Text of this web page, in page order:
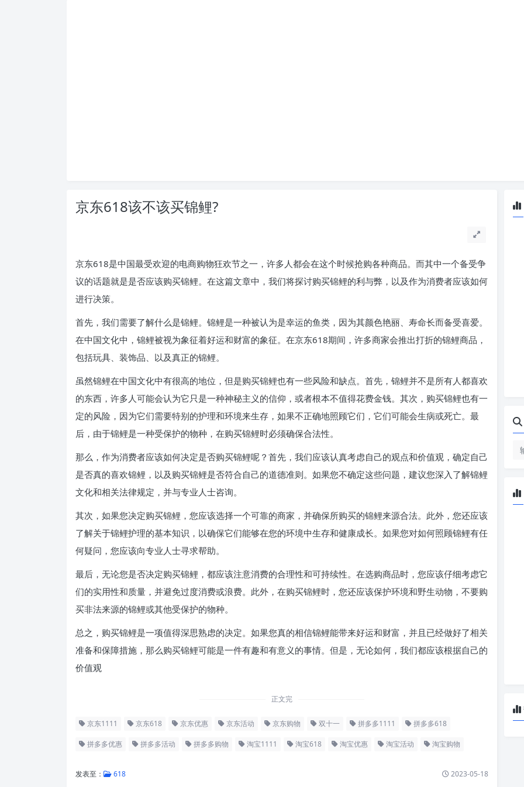
京东618该不该买锦鲤?
京东618是中国最受欢迎的电商购物狂欢节之一，许多人都会在这个时候抢购各种商品。而其中一个备受争
议的话题就是是否应该购买锦鲤。在这篇文章中，我们将探讨购买锦鲤的利与弊，以及作为消费者应该如何
进行决策。
首先，我们需要了解什么是锦鲤。锦鲤是一种被认为是幸运的鱼类，因为其颜色艳丽、寿命长而备受喜爱。
在中国文化中，锦鲤被视为象征着好运和财富的象征。在京东618期间，许多商家会推出打折的锦鲤商品，
包括玩具、装饰品、以及真正的锦鲤。
虽然锦鲤在中国文化中有很高的地位，但是购买锦鲤也有一些风险和缺点。首先，锦鲤并不是所有人都喜欢
的东西，许多人可能会认为它只是一种神秘主义的信仰，或者根本不值得花费金钱。其次，购买锦鲤也有一
定的风险，因为它们需要特别的护理和环境来生存，如果不正确地照顾它们，它们可能会生病或死亡。最
后，由于锦鲤是一种受保护的物种，在购买锦鲤时必须确保合法性。
那么，作为消费者应该如何决定是否购买锦鲤呢？首先，我们应该认真考虑自己的观点和价值观，确定自己
是否真的喜欢锦鲤，以及购买锦鲤是否符合自己的道德准则。如果您不确定这些问题，建议您深入了解锦鲤
文化和相关法律规定，并与专业人士咨询。
其次，如果您决定购买锦鲤，您应该选择一个可靠的商家，并确保所购买的锦鲤来源合法。此外，您还应该
了解关于锦鲤护理的基本知识，以确保它们能够在您的环境中生存和健康成长。如果您对如何照顾锦鲤有任
何疑问，您应该向专业人士寻求帮助。
最后，无论您是否决定购买锦鲤，都应该注意消费的合理性和可持续性。在选购商品时，您应该仔细考虑它
们的实用性和质量，并避免过度消费或浪费。此外，在购买锦鲤时，您还应该保护环境和野生动物，不要购
买非法来源的锦鲤或其他受保护的物种。
总之，购买锦鲤是一项值得深思熟虑的决定。如果您真的相信锦鲤能带来好运和财富，并且已经做好了相关
准备和保障措施，那么购买锦鲤可能是一件有趣和有意义的事情。但是，无论如何，我们都应该根据自己的
价值观
正文完
京东1111 京东618 京东优惠 京东活动 京东购物 双十一 拼多多1111 拼多多618
拼多多优惠 拼多多活动 拼多多购物 淘宝1111 淘宝618 淘宝优惠 淘宝活动 淘宝购物
发表至： 618 2023-05-18